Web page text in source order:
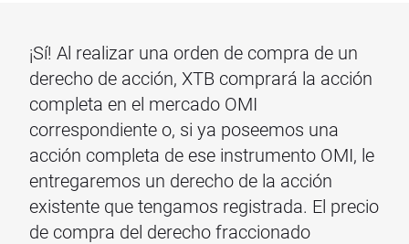
¡Sí! Al realizar una orden de compra de un
derecho de acción, XTB comprará la acción
completa en el mercado OMI
correspondiente o, si ya poseemos una
acción completa de ese instrumento OMI, le
entregaremos un derecho de la acción
existente que tengamos registrada. El precio
de compra del derecho fraccionado